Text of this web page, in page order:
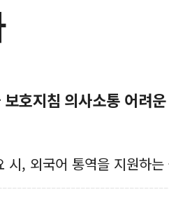
호지침 의사소통 어려
, 외국어 통역을 지원하는